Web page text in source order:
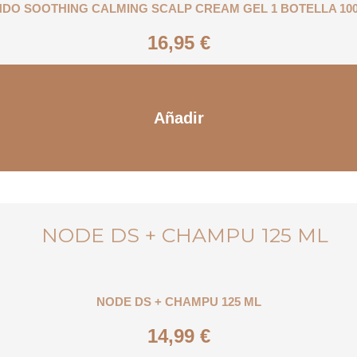
SOOTHING CALMING SCALP CREAM GEL 1 BOTELLA
16,95 €
Añadir
NODE DS + CHAMPU 125 ML
14,99 €